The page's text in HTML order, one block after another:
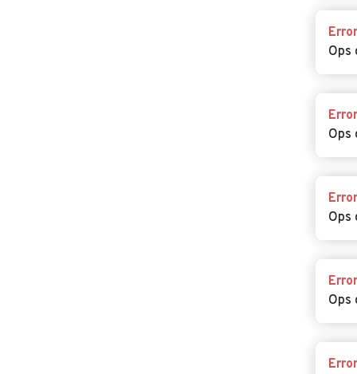
Error
Ops
Error
Ops
Error
Ops
Error
Ops
Error